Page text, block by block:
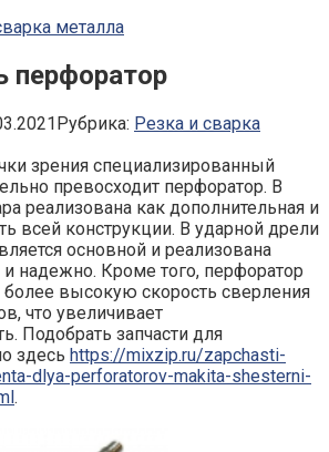
металла
перфоратор
Рубрика: Резка и сварка
зрения специализированный
превосходит перфоратор. В
реализована как дополнительная и
всей конструкции. В ударной дрели
основной и реализована
надежно. Кроме того, перфоратор
более высокую скорость сверления
что увеличивает
Подобрать запчасти для
здесь https://mixzip.ru/zapchasti-
dlya-perforatorov-makita-shesterni-
.